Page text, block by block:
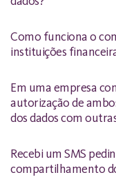
Como funciona o
instituições
Em uma empresa
autorização de
dos dados com
Recebi um SMS
compartilhamento